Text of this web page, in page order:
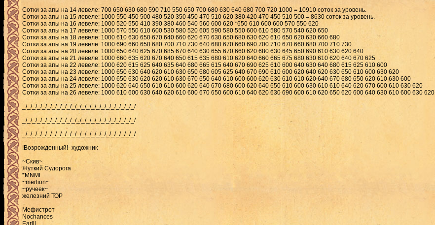
Сотки за апы на 14 левеле: 700 650 630 680 590 710 550 650 700 680 630 640 680 700 720 1000 = 10910 соток за уровень.
Сотки за апы на 15 левеле: 1000 550 450 500 480 520 350 450 470 510 620 380 420 470 450 510 500 = 8630 соток за уровень.
Сотки за апы на 16 левеле: 1000 520 550 410 390 380 460 540 560 600 620 *650 610 600 600 570 550 620
Сотки за апы на 17 левеле: 1000 570 550 610 600 530 580 520 605 590 580 550 600 610 580 570 540 620 650
Сотки за апы на 18 левеле: 1000 610 630 650 670 640 660 620 670 630 650 680 630 620 610 650 620 630 660 680
Сотки за апы на 19 левеле: 1000 690 660 650 680 700 710 730 640 680 670 660 690 700 710 670 660 680 700 710 730
Сотки за апы на 20 левеле: 1000 650 640 625 670 685 670 640 630 655 670 660 620 680 630 645 650 690 610 630 620 640
Сотки за апы на 21 левеле: 1000 660 635 620 670 640 650 615 635 680 610 620 640 660 665 675 680 630 610 620 640 670 625
Сотки за апы на 22 левеле: 1000 620 615 625 640 635 640 680 665 615 640 670 690 625 610 600 640 630 640 680 615 625 610 600
Сотки за апы на 23 левеле: 1000 650 630 640 620 610 630 650 680 605 625 640 670 690 610 600 620 640 620 630 650 610 600 630 620
Сотки за апы на 24 левеле: 1000 650 630 620 620 610 630 670 650 640 610 600 600 620 630 610 610 620 640 670 680 650 620 610 630 600
Сотки за апы на 25 левеле: 1000 620 640 650 610 610 600 620 640 670 680 600 620 640 650 610 600 630 610 610 640 620 670 600 610 630 620
Сотки за апы на 26 левеле: 1000 610 600 630 640 620 610 600 670 650 600 610 640 620 630 690 600 610 620 650 620 600 640 630 610 600 630 620
_/_/_/_/_/_/_/_/_/_/_/_/_/_/_/_/_/_/_/_/_/_/_/
_/_/_/_/_/_/_/_/_/_/_/_/_/_/_/_/_/_/_/_/_/_/_/
_/_/_/_/_/_/_/_/_/_/_/_/_/_/_/_/_/_/_/_/_/_/_/
!Возрожденный!- художник
~Скив~
Жуткий Судорога
*MNML
~merlion~
~ручеек~
железний ТОР
Мефистрот
Nochances
Earlll